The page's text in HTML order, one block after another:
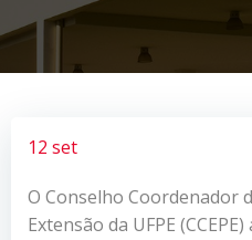
12 set
O Conselho Coordenador
Extensão da UFPE